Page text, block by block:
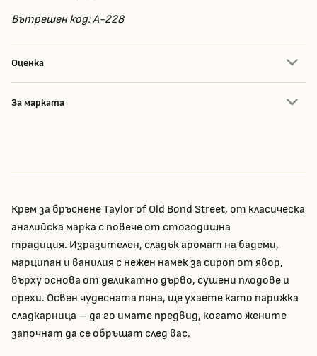
Вътрешен код: A-228
Оценка
За марката
Крем за бръснене Taylor of Old Bond Street, от класическа
английска марка с повече от стогодишна
традиция. Изразителен, сладък аромат на бадеми,
марципан и ванилия с нежен намек за сироп от явор,
върху основа от деликатно дърво, сушени плодове и
орехи. Освен чудесната пяна, ще ухаете като парижка
сладкарница – да го имате предвид, когато жените
започнат да се обръщат след вас.